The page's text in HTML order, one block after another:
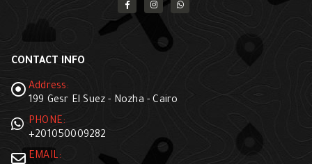
CONTACT INFO
Address:
199 Gesr El Suez - Nozha - Cairo
PHONE:
+201050009282
EMAIL: